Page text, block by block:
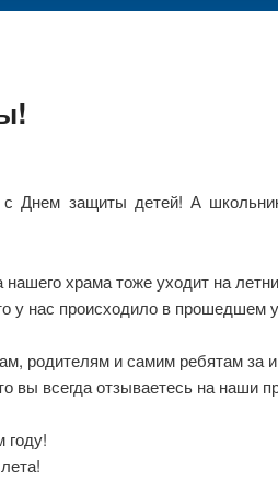
с Днем защиты детей! А
нашего храма тоже уходит на
у нас происходило в прошедшем
родителям и самим ребятам
вы всегда отзываетесь на наши
году!